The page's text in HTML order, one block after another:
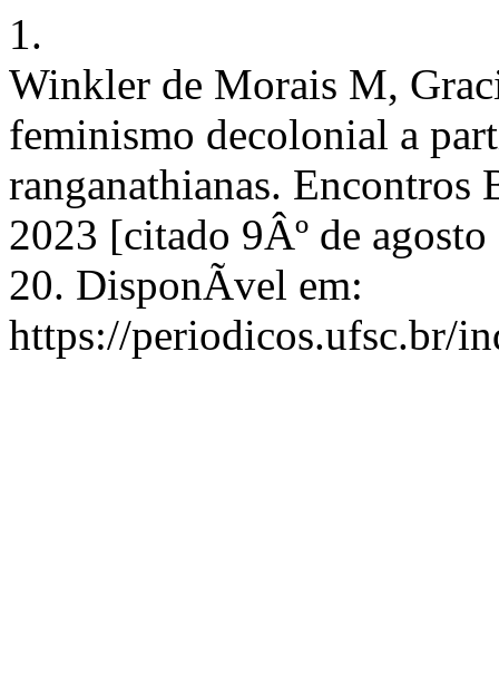
1.
Winkler de Morais M,
feminismo decolonial a
ranganathianas.
2023 [citado 9Âº de
20. DisponÃ­vel em:
https://periodicos.ufsc.br/